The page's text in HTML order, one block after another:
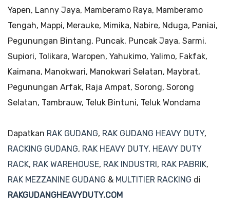
Yapen, Lanny Jaya, Mamberamo Raya, Mamberamo
Tengah, Mappi, Merauke, Mimika, Nabire, Nduga, Paniai,
Pegunungan Bintang, Puncak, Puncak Jaya, Sarmi,
Supiori, Tolikara, Waropen, Yahukimo, Yalimo, Fakfak,
Kaimana, Manokwari, Manokwari Selatan, Maybrat,
Pegunungan Arfak, Raja Ampat, Sorong, Sorong
Selatan, Tambrauw, Teluk Bintuni, Teluk Wondama
Dapatkan RAK GUDANG, RAK GUDANG HEAVY DUTY,
RACKING GUDANG, RAK HEAVY DUTY, HEAVY DUTY
RACK, RAK WAREHOUSE, RAK INDUSTRI, RAK PABRIK,
RAK MEZZANINE GUDANG & MULTITIER RACKING di
RAKGUDANGHEAVYDUTY.COM